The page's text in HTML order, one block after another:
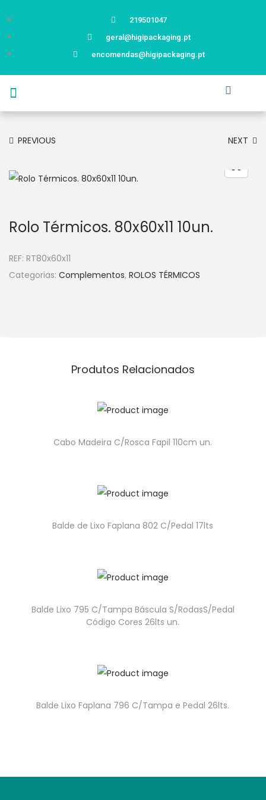
219501047
geral@higipackaging.pt
encomendas@higipackaging.pt
PREVIOUS NEXT
Rolo Térmicos. 80x60x11 10un.
REF: RT80x60x11
Categorias: Complementos, ROLOS TÉRMICOS
Produtos Relacionados
Cabo Madeira C/Rosca Fapil 110cm un.
Balde de Lixo Faplana 802 C/Pedal 17lts
Balde Lixo 795 C/Tampa Báscula S/RodasS/Pedal
Código Cores 26lts un.
Balde Lixo Faplana 796 C/Tampa e Pedal 26lts.